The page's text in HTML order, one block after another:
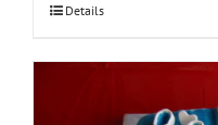
Details